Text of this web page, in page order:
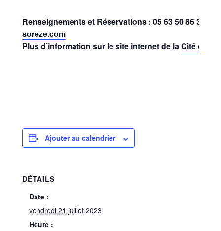
Renseignements et Réservations : 05 63 50 86 38 /
soreze.com
Plus d’information sur le site internet de laCité de
Ajouter au calendrier
DÉTAILS
Date :
vendredi 21 juillet 2023
Heure :